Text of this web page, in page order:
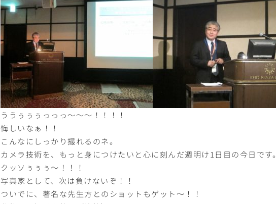
ううぅぅぅっっっ～～～！！！！
悔しいなぁ！！
こんなにしっかり撮れるのネ。
カメラ技術を、もっと身につけたいと心に刻んだ週明け1日目の今日です。
クッソぅぅぅ～！！！
写真家として、次は負けないぞ！！
ついでに、著名な先生方とのショットもゲット～！！